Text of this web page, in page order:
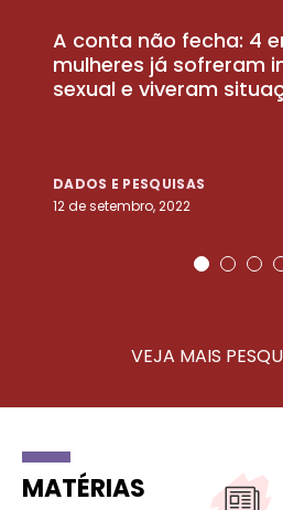
A conta não fecha: 4
mulheres já sofreram
sexual e viveram
DADOS E PESQUISAS
12 de setembro, 2022
VEJA MAIS
MATÉRIAS